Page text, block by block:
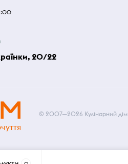
:00
20/22
© 2007—2026 Кулінарний дім